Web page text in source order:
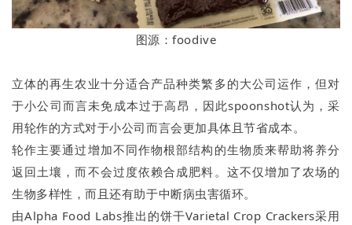
图源：foodive
立体的再生农业十分适合产品种类繁多的大公司运作，但对
于小公司而言未免成本过于高昂，因此spoonshot认为，采
用轮作的方式对于小公司而言会更加具体且节省成本。
轮作主要通过增加不同作物根部结构的生物质来帮助将养分
返回土壤，而不会过度依赖合成肥料。这不仅增加了农场的
生物多样性，而且还有助于中断病虫害循环。
由Alpha Food Labs推出的饼干Varietal Crop Crackers采用